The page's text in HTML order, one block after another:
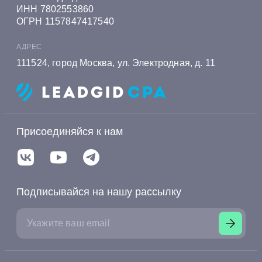
письменной форме или сохраните
запись разговора, если вы общаетесь
ИНН 7802553860
ОГРН 1157847417540
АДРЕС
111524, город Москва, ул. Электродная, д. 11
Подписывайся на нашу рассылку
Присоединяйся к нам